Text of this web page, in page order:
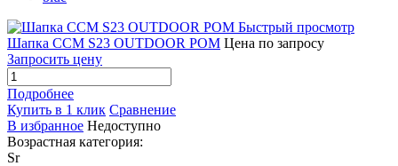
Быстрый просмотр
Шапка CCM S23 OUTDOOR POM Цена по запросу
Запросить цену
Подробнее
Купить в 1 клик Сравнение
В избранное Недоступно
Возрастная категория:
Sr